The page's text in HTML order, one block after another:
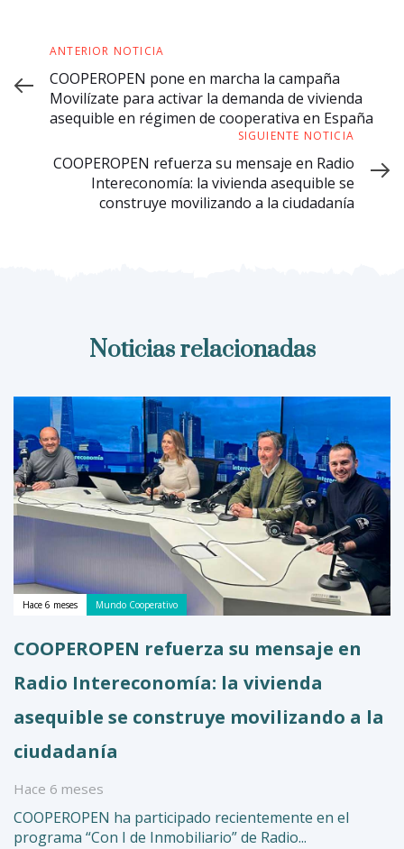
ANTERIOR NOTICIA
COOPEROPEN pone en marcha la campaña
Movilízate para activar la demanda de vivienda
asequible en régimen de cooperativa en España
SIGUIENTE NOTICIA
COOPEROPEN refuerza su mensaje en Radio
Intereconomía: la vivienda asequible se
construye movilizando a la ciudadanía
Noticias relacionadas
Hace 6 meses Mundo Cooperativo
COOPEROPEN refuerza su mensaje en
Radio Intereconomía: la vivienda
asequible se construye movilizando a la
ciudadanía
Hace 6 meses
COOPEROPEN ha participado recientemente en el
programa “Con I de Inmobiliario” de Radio...